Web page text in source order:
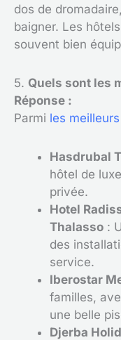
dos de
baigner. Les
souvent bien
5. Quels sont les
Réponse :
Parmi les
Hasdrubal
hôtel de
privée.
Hotel
Thalasso :
des
service.
Iberostar
familles,
une belle
Djerba